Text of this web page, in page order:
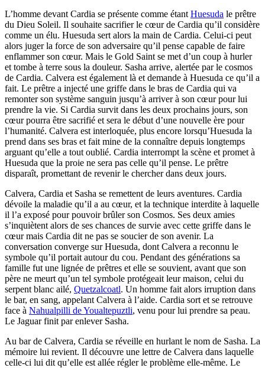
L’homme devant Cardia se présente comme étant Huesuda le prêtre
du Dieu Soleil. Il souhaite sacrifier le cœur de Cardia qu’il considère
comme un élu. Huesuda sert alors la main de Cardia. Celui-ci peut
alors juger la force de son adversaire qu’il pense capable de faire
enflammer son cœur. Mais le Gold Saint se met d’un coup à hurler
et tombe à terre sous la douleur. Sasha arrive, alertée par le cosmos
de Cardia. Calvera est également là et demande à Huesuda ce qu’il a
fait. Le prêtre a injecté une griffe dans le bras de Cardia qui va
remonter son système sanguin jusqu’à arriver à son cœur pour lui
prendre la vie. Si Cardia survit dans les deux prochains jours, son
cœur pourra être sacrifié et sera le début d’une nouvelle ère pour
l’humanité. Calvera est interloquée, plus encore lorsqu’Huesuda la
prend dans ses bras et fait mine de la connaître depuis longtemps
arguant qu’elle a tout oublié. Cardia interrompt la scène et promet à
Huesuda que la proie ne sera pas celle qu’il pense. Le prêtre
disparaît, promettant de revenir le chercher dans deux jours.
Calvera, Cardia et Sasha se remettent de leurs aventures. Cardia
dévoile la maladie qu’il a au cœur, et la technique interdite à laquelle
il l’a exposé pour pouvoir brûler son Cosmos. Ses deux amies
s’inquiètent alors de ses chances de survie avec cette griffe dans le
cœur mais Cardia dit ne pas se soucier de son avenir. La
conversation converge sur Huesuda, dont Calvera a reconnu le
symbole qu’il portait autour du cou. Pendant des générations sa
famille fut une lignée de prêtres et elle se souvient, avant que son
père ne meurt qu’un tel symbole protégeait leur maison, celui du
serpent blanc ailé, Quetzalcoatl. Un homme fait alors irruption dans
le bar, en sang, appelant Calvera à l’aide. Cardia sort et se retrouve
face à Nahualpilli de Youaltepuztli, venu pour lui prendre sa peau.
Le Jaguar finit par enlever Sasha.
Au bar de Calvera, Cardia se réveille en hurlant le nom de Sasha. La
mémoire lui revient. Il découvre une lettre de Calvera dans laquelle
celle-ci lui dit qu’elle est allée régler le problème elle-même. Le